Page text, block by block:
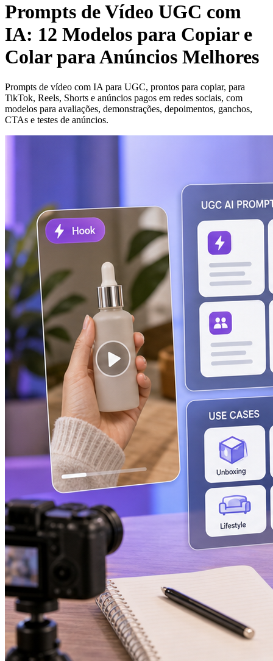
Prompts de Vídeo UGC com
IA: 12 Modelos para Copiar e
Colar para Anúncios Melhores
Prompts de vídeo com IA para UGC, prontos para copiar, para
TikTok, Reels, Shorts e anúncios pagos em redes sociais, com
modelos para avaliações, demonstrações, depoimentos, ganchos,
CTAs e testes de anúncios.